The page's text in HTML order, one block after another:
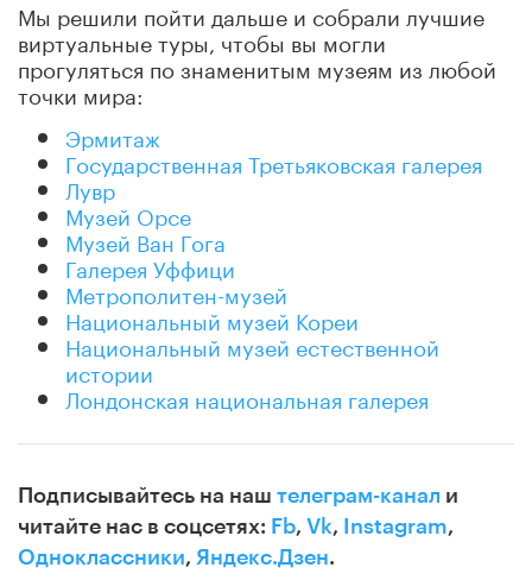
Мы решили пойти дальше и собрали лучшие
виртуальные туры, чтобы вы могли
прогуляться по знаменитым музеям из любой
точки мира:
Эрмитаж
Государственная Третьяковская галерея
Лувр
Музей Орсе
Музей Ван Гога
Галерея Уффици
Метрополитен-музей
Национальный музей Кореи
Национальный музей естественной
истории
Лондонская национальная галерея
Подписывайтесь на наш телеграм-канал и
читайте нас в соцсетях: Fb, Vk, Instagram,
Одноклассники, Яндекс.Дзен.